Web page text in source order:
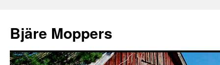
Bjäre Moppers